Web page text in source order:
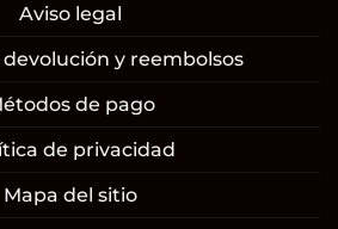
Aviso legal
y reembolsos
de pago
de privacidad
Mapa del sitio